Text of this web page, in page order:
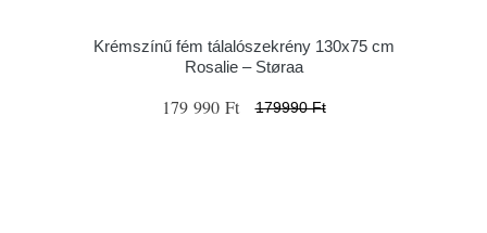
Krémszínű fém tálalószekrény 130x75 cm
Rosalie – Støraa
179 990 Ft 179990 Ft